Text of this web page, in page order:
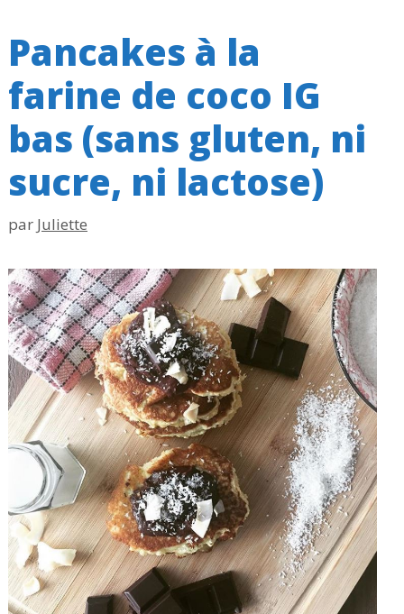
Pancakes à la
farine de coco IG
bas (sans gluten, ni
sucre, ni lactose)
par Juliette